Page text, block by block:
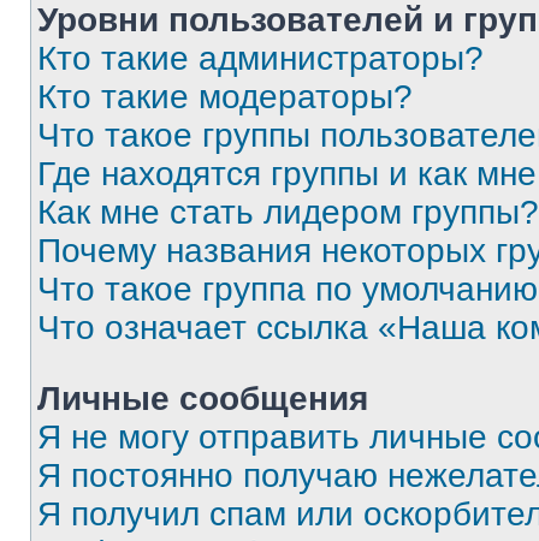
Уровни пользователей и
Кто такие администраторы?
Кто такие модераторы?
Что такое группы
Где находятся группы и как
Как мне стать лидером группы?
Почему названия некоторых
Что такое группа по
Что означает ссылка «Наша
Личные сообщения
Я не могу отправить личные
Я постоянно получаю
Я получил спам или